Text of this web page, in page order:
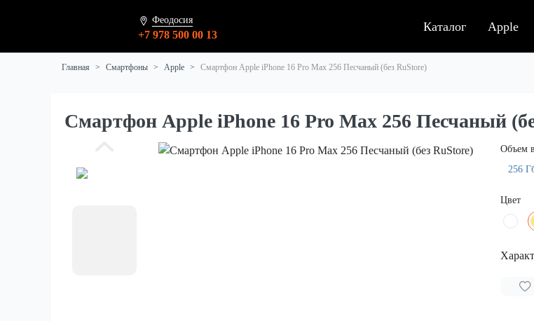
Феодосия
+7 978 500 00 13
Каталог Apple
Главная Смартфоны Apple Смартфон Apple iPhone 16 Pro Max 256 Песчаный (без RuStore)
Смартфон Apple iPhone 16 Pro Max 256 Песчаный
Объем
256
Цвет